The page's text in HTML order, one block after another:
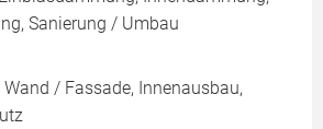
Sanierung / Umbau
/ Fassade, Innenausbau,